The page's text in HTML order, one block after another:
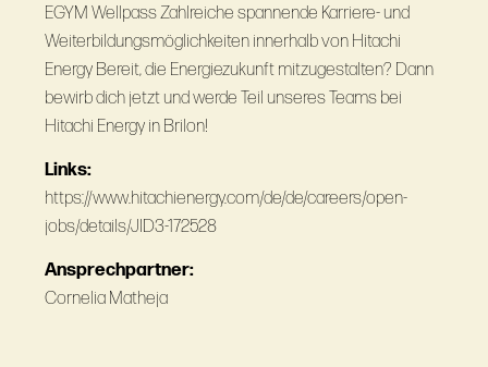
EGYM Wellpass Zahlreiche spannende Karriere- und
Weiterbildungsmöglichkeiten innerhalb von Hitachi
Energy Bereit, die Energiezukunft mitzugestalten? Dann
bewirb dich jetzt und werde Teil unseres Teams bei
Hitachi Energy in Brilon!
Links:
https://www.hitachienergy.com/de/de/careers/open-
jobs/details/JID3-172528
Ansprechpartner:
Cornelia Matheja